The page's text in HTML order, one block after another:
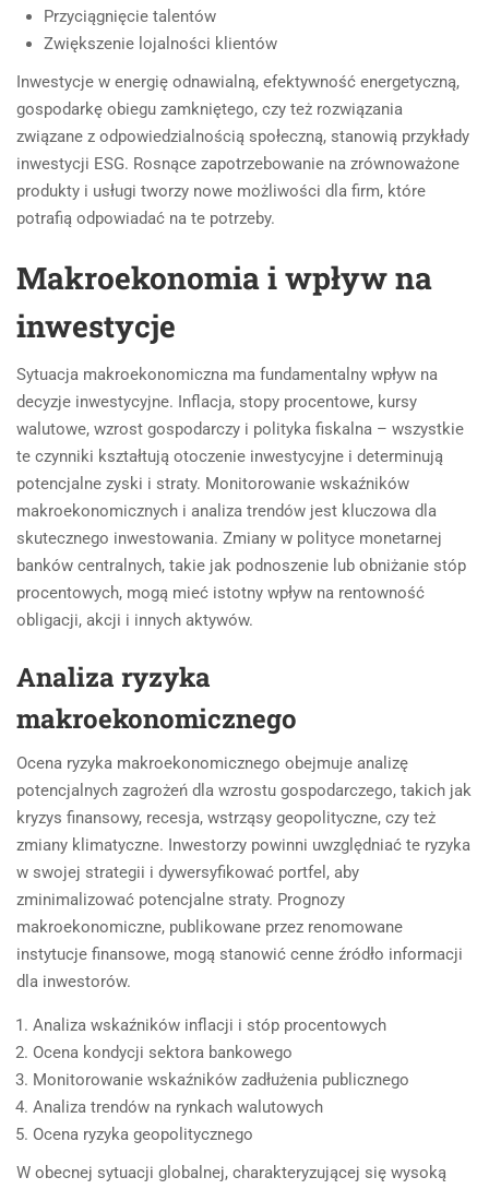
Przyciągnięcie talentów
Zwiększenie lojalności klientów
Inwestycje w energię odnawialną, efektywność energetyczną,
gospodarkę obiegu zamkniętego, czy też rozwiązania
związane z odpowiedzialnością społeczną, stanowią przykłady
inwestycji ESG. Rosnące zapotrzebowanie na zrównoważone
produkty i usługi tworzy nowe możliwości dla firm, które
potrafią odpowiadać na te potrzeby.
Makroekonomia i wpływ na
inwestycje
Sytuacja makroekonomiczna ma fundamentalny wpływ na
decyzje inwestycyjne. Inflacja, stopy procentowe, kursy
walutowe, wzrost gospodarczy i polityka fiskalna – wszystkie
te czynniki kształtują otoczenie inwestycyjne i determinują
potencjalne zyski i straty. Monitorowanie wskaźników
makroekonomicznych i analiza trendów jest kluczowa dla
skutecznego inwestowania. Zmiany w polityce monetarnej
banków centralnych, takie jak podnoszenie lub obniżanie stóp
procentowych, mogą mieć istotny wpływ na rentowność
obligacji, akcji i innych aktywów.
Analiza ryzyka
makroekonomicznego
Ocena ryzyka makroekonomicznego obejmuje analizę
potencjalnych zagrożeń dla wzrostu gospodarczego, takich jak
kryzys finansowy, recesja, wstrząsy geopolityczne, czy też
zmiany klimatyczne. Inwestorzy powinni uwzględniać te ryzyka
w swojej strategii i dywersyfikować portfel, aby
zminimalizować potencjalne straty. Prognozy
makroekonomiczne, publikowane przez renomowane
instytucje finansowe, mogą stanowić cenne źródło informacji
dla inwestorów.
Analiza wskaźników inflacji i stóp procentowych
Ocena kondycji sektora bankowego
Monitorowanie wskaźników zadłużenia publicznego
Analiza trendów na rynkach walutowych
Ocena ryzyka geopolitycznego
W obecnej sytuacji globalnej, charakteryzującej się wysoką